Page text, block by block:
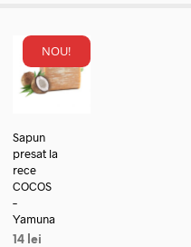
NOU!
Sapun
presat la
rece
COCOS
–
Yamuna
14 lei